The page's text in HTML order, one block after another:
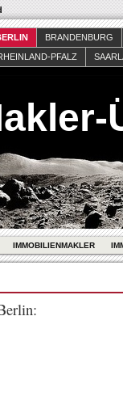
BRANDENBURG
PFALZ
IMMOBILIENMAKLER